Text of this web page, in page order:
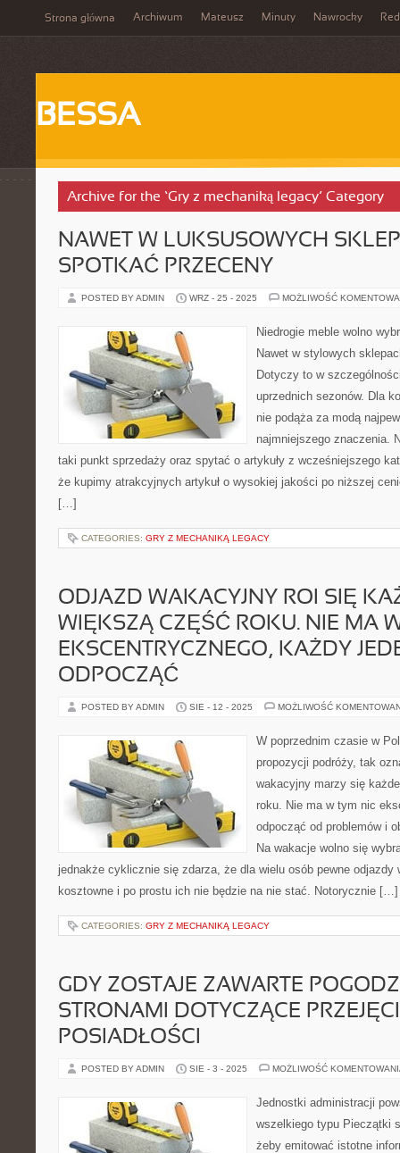
Strona główna Archiwum Mateusz Minuty Nawrocky
BESSA
Archive for the ‘Gry z mechaniką legacy’ Category
NAWET W LUKSUSOWYCH
SPOTKAĆ PRZECENY
POSTED BY ADMIN WRZ - 25 - 2025 MOŻLIWOŚĆ
Niedrogie meble wolno
Nawet w stylowych
Dotyczy to w
uprzednich sezonów. Dla
nie podąża za modą
najmniejszego znaczenia.
taki punkt sprzedaży oraz spytać o artykuły z wcześniejszego
że kupimy atrakcyjnych artykuł o wysokiej jakości po niższej
[…]
CATEGORIES: GRY Z MECHANIKĄ LEGACY
ODJAZD WAKACYJNY ROI SIĘ
WIĘKSZĄ CZĘŚĆ ROKU. NIE MA
EKSCENTRYCZNEGO, KAŻDY
ODPOCZĄĆ
POSTED BY ADMIN SIE - 12 - 2025 MOŻLIWOŚĆ
W poprzednim czasie w
propozycji podróży, tak
wakacyjny marzy się
roku. Nie ma w tym nic
odpocząć od problemów i
Na wakacje wolno się
jednakże cyklicznie się zdarza, że dla wielu osób pewne odjazdy
kosztowne i po prostu ich nie będzie na nie stać. Notorycznie […]
CATEGORIES: GRY Z MECHANIKĄ LEGACY
GDY ZOSTAJE ZAWARTE
STRONAMI DOTYCZĄCE
POSIADŁOŚCI
POSTED BY ADMIN SIE - 3 - 2025 MOŻLIWOŚĆ
Jednostki administracji
wszelkiego typu Pieczątki
żeby emitować istotne